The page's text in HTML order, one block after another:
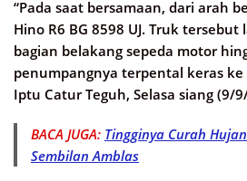
“Pada saat bersamaan, dari arah
Hino R6 BG 8598 UJ. Truk
bagian belakang sepeda motor
penumpangnya terpental keras
Iptu Catur Teguh, Selasa siang (9/
BACA JUGA: Tingginya Curah
Sembilan Amblas